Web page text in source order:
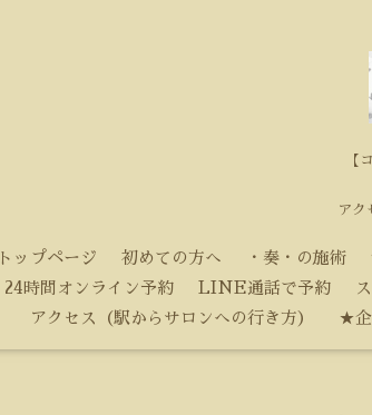
【
アク
トップページ 初めての方へ ・奏・の施術
24時間オンライン予約
LINE通話で予約
アクセス（駅からサロンへの行き方）
★企